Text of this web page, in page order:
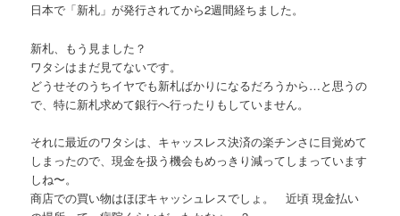
日本で「新札」が発行されてから2週間経ちました。
新札、もう見ました？
ワタシはまだ見てないです。
どうせそのうちイヤでも新札ばかりになるだろうから…と思うの
で、特に新札求めて銀行へ行ったりもしていません。
それに最近のワタシは、キャッスレス決済の楽チンさに目覚めて
しまったので、現金を扱う機会もめっきり減ってしまっています
しね〜。
商店での買い物はほぼキャッシュレスでしょ。 近頃 現金払い